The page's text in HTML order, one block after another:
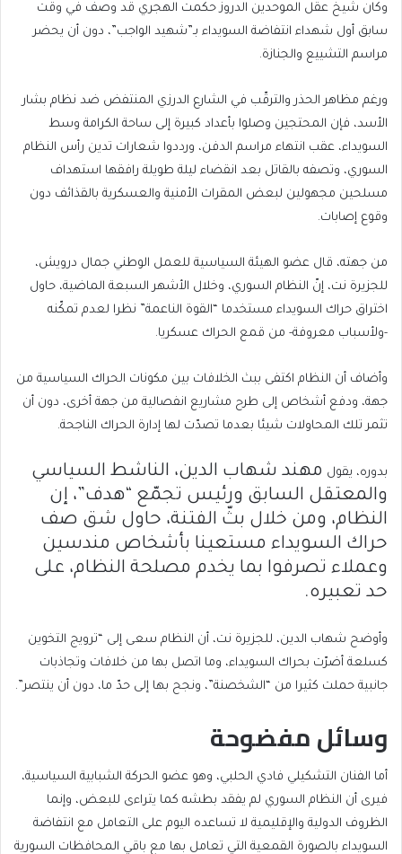
وكان شيخ عقل الموحدين الدروز حكمت الهجري قد وصف في وقت
سابق أول شهداء انتفاضة السويداء بـ”شهيد الواجب”، دون أن يحضر
مراسم التشييع والجنازة.
ورغم مظاهر الحذر والترقّب في الشارع الدرزي المنتفض ضد نظام بشار
الأسد، فإن المحتجين وصلوا بأعداد كبيرة إلى ساحة الكرامة وسط
السويداء، عقب انتهاء مراسم الدفن، ورددوا شعارات تدين رأس النظام
السوري، وتصفه بالقاتل بعد انقضاء ليلة طويلة رافقها استهداف
مسلحين مجهولين لبعض المقرات الأمنية والعسكرية بالقذائف دون
وقوع إصابات.
من جهته، قال عضو الهيئة السياسية للعمل الوطني جمال درويش،
للجزيرة نت، إنّ النظام السوري، وخلال الأشهر السبعة الماضية، حاول
اختراق حراك السويداء مستخدما “القوة الناعمة” نظرا لعدم تمكّنه
-ولأسباب معروفة- من قمع الحراك عسكريا.
وأضاف أن النظام اكتفى ببث الخلافات بين مكونات الحراك السياسية من
جهة، ودفع أشخاص إلى طرح مشاريع انفصالية من جهة أخرى، دون أن
تثمر تلك المحاولات شيئا بعدما تصدّت لها إدارة الحراك الناجحة.
بدوره، يقول مهند شهاب الدين، الناشط السياسي
والمعتقل السابق ورئيس تجمّع “هدف”، إن
النظام، ومن خلال بثّ الفتنة، حاول شق صف
حراك السويداء مستعينا بأشخاص مندسين
وعملاء تصرفوا بما يخدم مصلحة النظام، على
حد تعبيره.
وأوضح شهاب الدين، للجزيرة نت، أن النظام سعى إلى “ترويج التخوين
كسلعة أضرّت بحراك السويداء، وما اتصل بها من خلافات وتجاذبات
جانبية حملت كثيرا من “الشخصنة”، ونجح بها إلى حدّ ما، دون أن ينتصر”.
وسائل مفضوحة
أما الفنان التشكيلي فادي الحلبي، وهو عضو الحركة الشبابية السياسية،
فيرى أن النظام السوري لم يفقد بطشه كما يتراءى للبعض، وإنما
الظروف الدولية والإقليمية لا تساعده اليوم على التعامل مع انتفاضة
السويداء بالصورة القمعية التي تعامل بها مع باقي المحافظات السورية